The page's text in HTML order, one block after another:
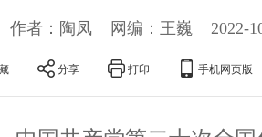
作者：陶凤 网编：王巍 2022-
分享 打印 手机网页版